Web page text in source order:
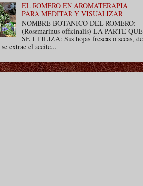
EL ROMERO EN AROMATERAPIA
PARA MEDITAR Y VISUALIZAR
NOMBRE BOTÁNICO DEL ROMERO:
(Rosemarinus officinalis) LA PARTE QUE
SE UTILIZA: Sus hojas frescas o secas, de
extrae el aceite...